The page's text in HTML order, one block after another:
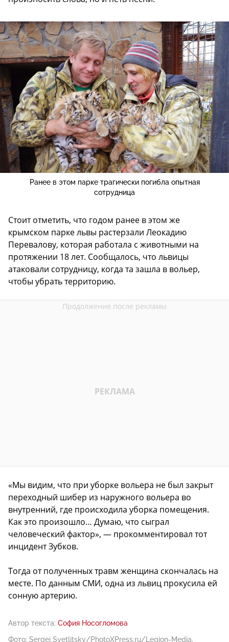
Ранее в этом парке трагически погибла опытная
сотрудница
Стоит отметить, что годом ранее в этом же
крымском парке львы растерзали Леокадию
Перевалову, которая работала с животными на
протяжении 18 лет. Сообщалось, что львицы
атаковали сотрудницу, когда та зашла в вольер,
чтобы убрать территорию.
«Мы видим, что при уборке вольера не был закрыт
переходный шибер из наружного вольера во
внутренний, где происходила уборка помещения.
Как это произошло… Думаю, что сыграл
человеческий фактор», — прокомментировал тот
инцидент Зубков.
Тогда от полученных травм женщина скончалась на
месте. По данным СМИ, одна из львиц прокусила ей
сонную артерию.
Автор текста: София Носогломова
Фото: Sergei Svetlitsky/PhotoXPress.ru/Legion-Media,